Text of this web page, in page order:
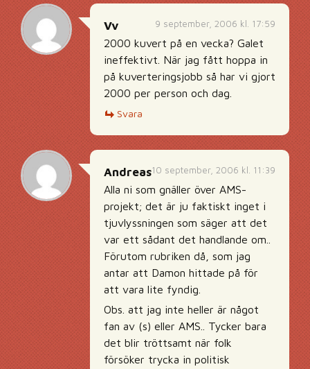
9 september, 2006 kl. 17:59
Vv
2000 kuvert på en vecka? Galet
ineffektivt. När jag fått hoppa in
på kuverteringsjobb så har vi gjort
2000 per person och dag.
Svara
10 september, 2006 kl. 11:39
Andreas
Alla ni som gnäller över AMS-
projekt; det är ju faktiskt inget i
tjuvlyssningen som säger att det
var ett sådant det handlande om..
Förutom rubriken då, som jag
antar att Damon hittade på för
att vara lite fyndig.
Obs. att jag inte heller är något
fan av (s) eller AMS.. Tycker bara
det blir tröttsamt när folk
försöker trycka in politisk